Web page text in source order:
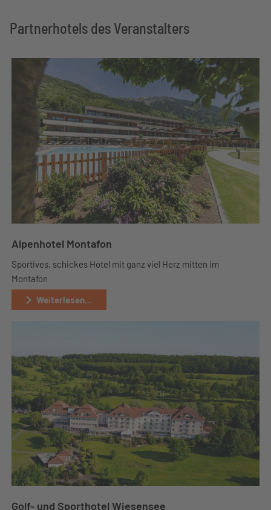
Partnerhotels des Veranstalters
Alpenhotel Montafon
Sportives, schickes Hotel mit ganz viel Herz mitten im
Montafon
Weiterlesen...
Golf- und Sporthotel Wiesensee